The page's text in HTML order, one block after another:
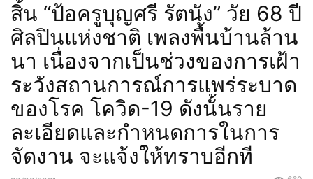
สิ้น “ป้อครูบุญศรี รัตนัง” วัย 68 ปี
ศิลปินแห่งชาติ เพลงพื้นบ้านล้าน
นา เนื่องจากเป็นช่วงของการเฝ้า
ระวังสถานการณ์การแพร่ระบาด
ของโรค โควิด-19 ดังนั้นราย
ละเอียดและกำหนดการในการ
จัดงาน จะแจ้งให้ทราบอีกที